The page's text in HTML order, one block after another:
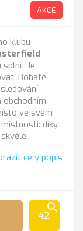
AKCE
klubu
splní! Je
Bohaté
obchodním
ve svém
díky
celý popis
search
42